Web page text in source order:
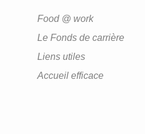
Food @ work
Le Fonds de carrière
Liens utiles
Accueil efficace